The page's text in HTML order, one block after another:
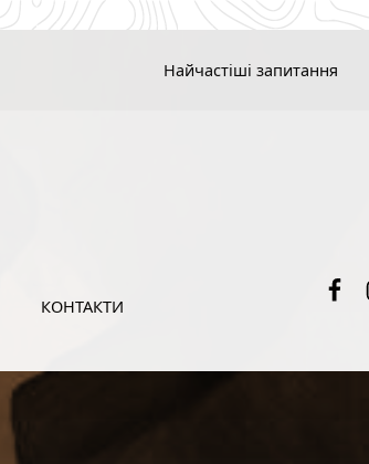
КОНТАКТИ
Найчастіші запитання